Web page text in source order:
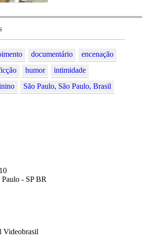
documentário
encenação
humor
intimidade
São Paulo, São Paulo, Brasil
- SP BR
Videobrasil